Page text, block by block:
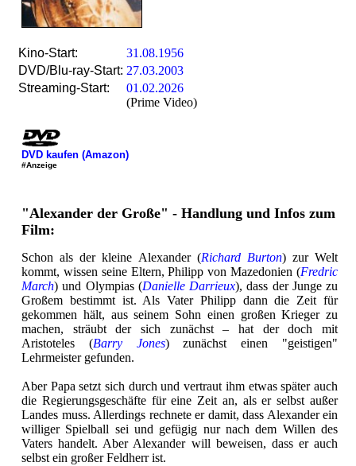
Kino-Start:
31.08.1956
DVD/Blu-ray-Start: 27.03.2003
Streaming-Start:
01.02.2026
(Prime Video)
DVD kaufen (Amazon)
#Anzeige
"Alexander der Große" - Handlung und Infos zum
Film:
Schon als der kleine Alexander (Richard Burton) zur Welt
kommt, wissen seine Eltern, Philipp von Mazedonien (Fredric
March) und Olympias (Danielle Darrieux), dass der Junge zu
Großem bestimmt ist. Als Vater Philipp dann die Zeit für
gekommen hält, aus seinem Sohn einen großen Krieger zu
machen, sträubt der sich zunächst – hat der doch mit
Aristoteles (Barry Jones) zunächst einen "geistigen"
Lehrmeister gefunden.
Aber Papa setzt sich durch und vertraut ihm etwas später auch
die Regierungsgeschäfte für eine Zeit an, als er selbst außer
Landes muss. Allerdings rechnete er damit, dass Alexander ein
williger Spielball sei und gefügig nur nach dem Willen des
Vaters handelt. Aber Alexander will beweisen, dass er auch
selbst ein großer Feldherr ist.